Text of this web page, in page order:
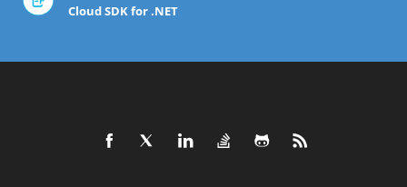
Cloud SDK for .NET